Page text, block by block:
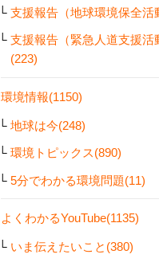
支援報告（地球環境保全活
支援報告（緊急人道支援活
(223)
環境情報(1150)
地球は今(248)
環境トピックス(890)
5分でわかる環境問題(11)
よくわかるYouTube(1135)
いま伝えたいこと(380)